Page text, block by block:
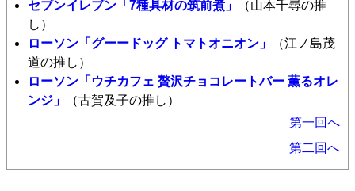
セブンイレブン「7種具材の筑前煮」
（山本千尋の推
し）
ローソン「グーードッグ トマトオニオン」
（江ノ島茂
道の推し）
ローソン「ウチカフェ 贅沢チョコレートバー 薫るオレ
ンジ」
（古賀及子の推し）
第一回へ
第二回へ